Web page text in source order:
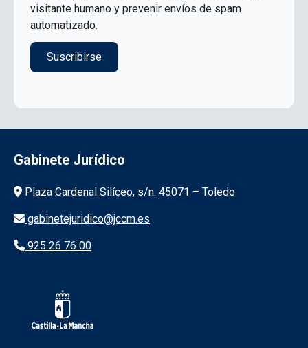
visitante humano y prevenir envíos de spam
automatizado.
Gabinete Jurídico
Información de la institución
Plaza Cardenal Silíceo, s/n. 45071 – Toledo
gabinetejuridico@jccm.es
925 26 76 00